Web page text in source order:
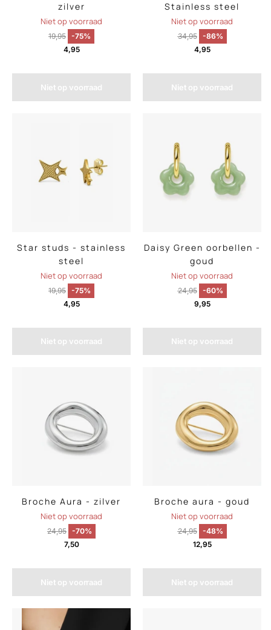
zilver
Niet op voorraad
19,95 -75%
4,95
Niet op voorraad
Stainless steel
Niet op voorraad
34,95
-86%
4,95
Niet op voorraad
Star studs - stainless
steel
Niet op voorraad
19,95 -75%
4,95
Niet op voorraad
Daisy Green oorbellen -
goud
Niet op voorraad
24,95
-60%
9,95
Niet op voorraad
Broche Aura - zilver
Niet op voorraad
24,95 -70%
7,50
Niet op voorraad
Broche aura - goud
Niet op voorraad
24,95
-48%
12,95
Niet op voorraad